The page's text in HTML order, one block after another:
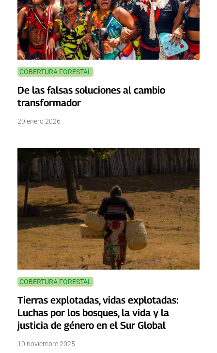
COBERTURA FORESTAL
De las falsas soluciones al cambio
transformador
29 enero 2026
COBERTURA FORESTAL
Tierras explotadas, vidas explotadas:
Luchas por los bosques, la vida y la
justicia de género en el Sur Global
10 noviembre 2025